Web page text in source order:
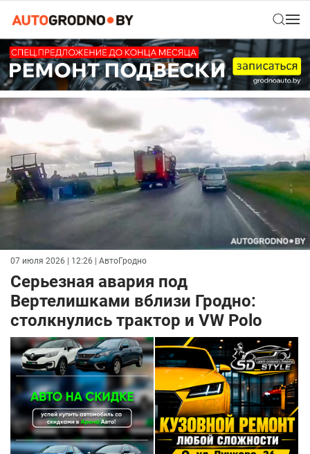
07 июля 2026 | 12:26 | АвтоГродно
Серьезная авария под
Вертелишками вблизи Гродно:
столкнулись трактор и VW Polo